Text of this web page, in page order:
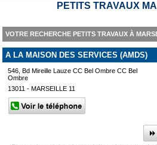
PETITS TRAVAUX
VOTRE RECHERCHE PETITS TRAVAUX À
A LA MAISON DES SERVICES (AMDS)
546, Bd Mireille Lauze CC Bel Ombre CC Bel
Ombre
13011 - MARSEILLE 11